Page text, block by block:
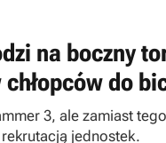
na boczny
do
3, ale zamiast
jednostek.